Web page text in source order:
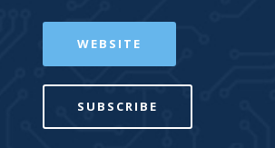
WEBSITE
SUBSCRIBE